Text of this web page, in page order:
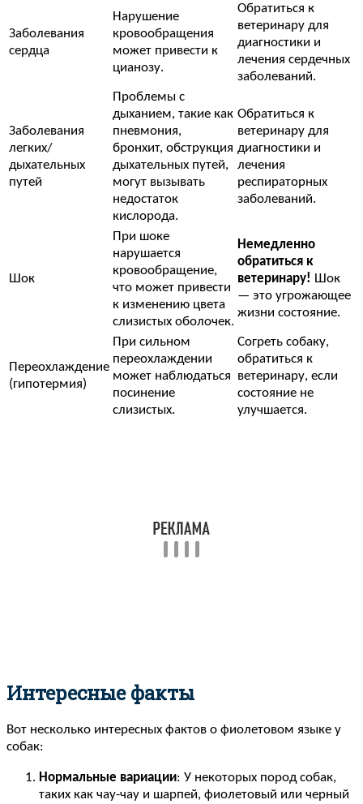
Заболевания
сердца
Нарушение
кровообращения
может привести к
цианозу.
Обратиться к
ветеринару для
диагностики и
лечения сердечных
заболеваний.
Заболевания
легких/
дыхательных
путей
Проблемы с
дыханием, такие как
пневмония,
бронхит, обструкция
дыхательных путей,
могут вызывать
недостаток
кислорода.
Обратиться к
ветеринару для
диагностики и
лечения
респираторных
заболеваний.
Шок
При шоке
нарушается
кровообращение,
что может привести
к изменению цвета
слизистых оболочек.
Немедленно
обратиться к
ветеринару! Шок
— это угрожающее
жизни состояние.
Переохлаждение
(гипотермия)
При сильном
переохлаждении
может наблюдаться
посинение
слизистых.
Согреть собаку,
обратиться к
ветеринару, если
состояние не
улучшается.
Интересные факты
Вот несколько интересных фактов о фиолетовом языке у
собак:
Нормальные вариации: У некоторых пород собак,
таких как чау-чау и шарпей, фиолетовый или черный